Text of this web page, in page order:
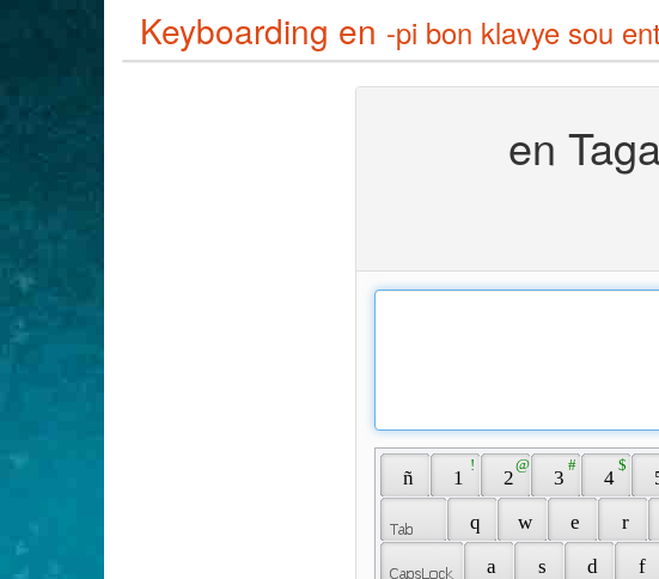
Keyboarding en -pi bon klavye sou
en
ñ 1
!
2
@
3
#
4
$
q
w e r
a s d f